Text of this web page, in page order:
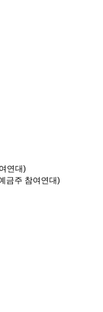
연대)
금주 참여연대)